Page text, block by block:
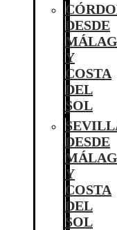
DESDE
Y
COSTA
DEL
SOL
DESDE
Y
COSTA
DEL
SOL